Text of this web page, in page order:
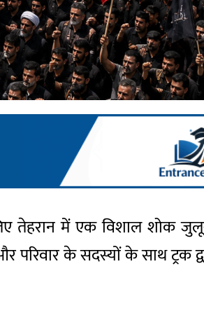
तेहरान में एक विशाल शोक
परिवार के सदस्यों के साथ ट्रक